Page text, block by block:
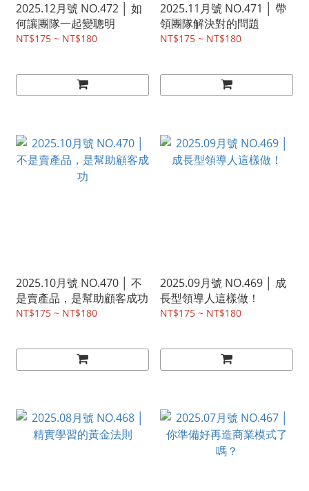
2025.12月號 NO.472 │ 如
何讓團隊一起變聰明
NT$175 ~ NT$180
2025.11月號 NO.471 │ 帶
領團隊解決對的問題
NT$175 ~ NT$180
2025.10月號 NO.470 │ 不
是賣產品，是幫助顧客成功
NT$175 ~ NT$180
2025.09月號 NO.469 │ 成
長型領導人這樣做！
NT$175 ~ NT$180